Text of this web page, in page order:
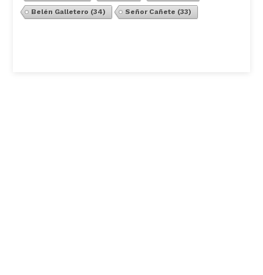
Belén Galletero (34) Señor Cañete (33)